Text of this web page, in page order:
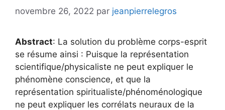
novembre 26, 2022 par jeanpierrelegros
Abstract: La solution du problème corps-esprit
se résume ainsi : Puisque la représentation
scientifique/physicaliste ne peut expliquer le
phénomène conscience, et que la
représentation spiritualiste/phénoménologique
ne peut expliquer les corrélats neuraux de la